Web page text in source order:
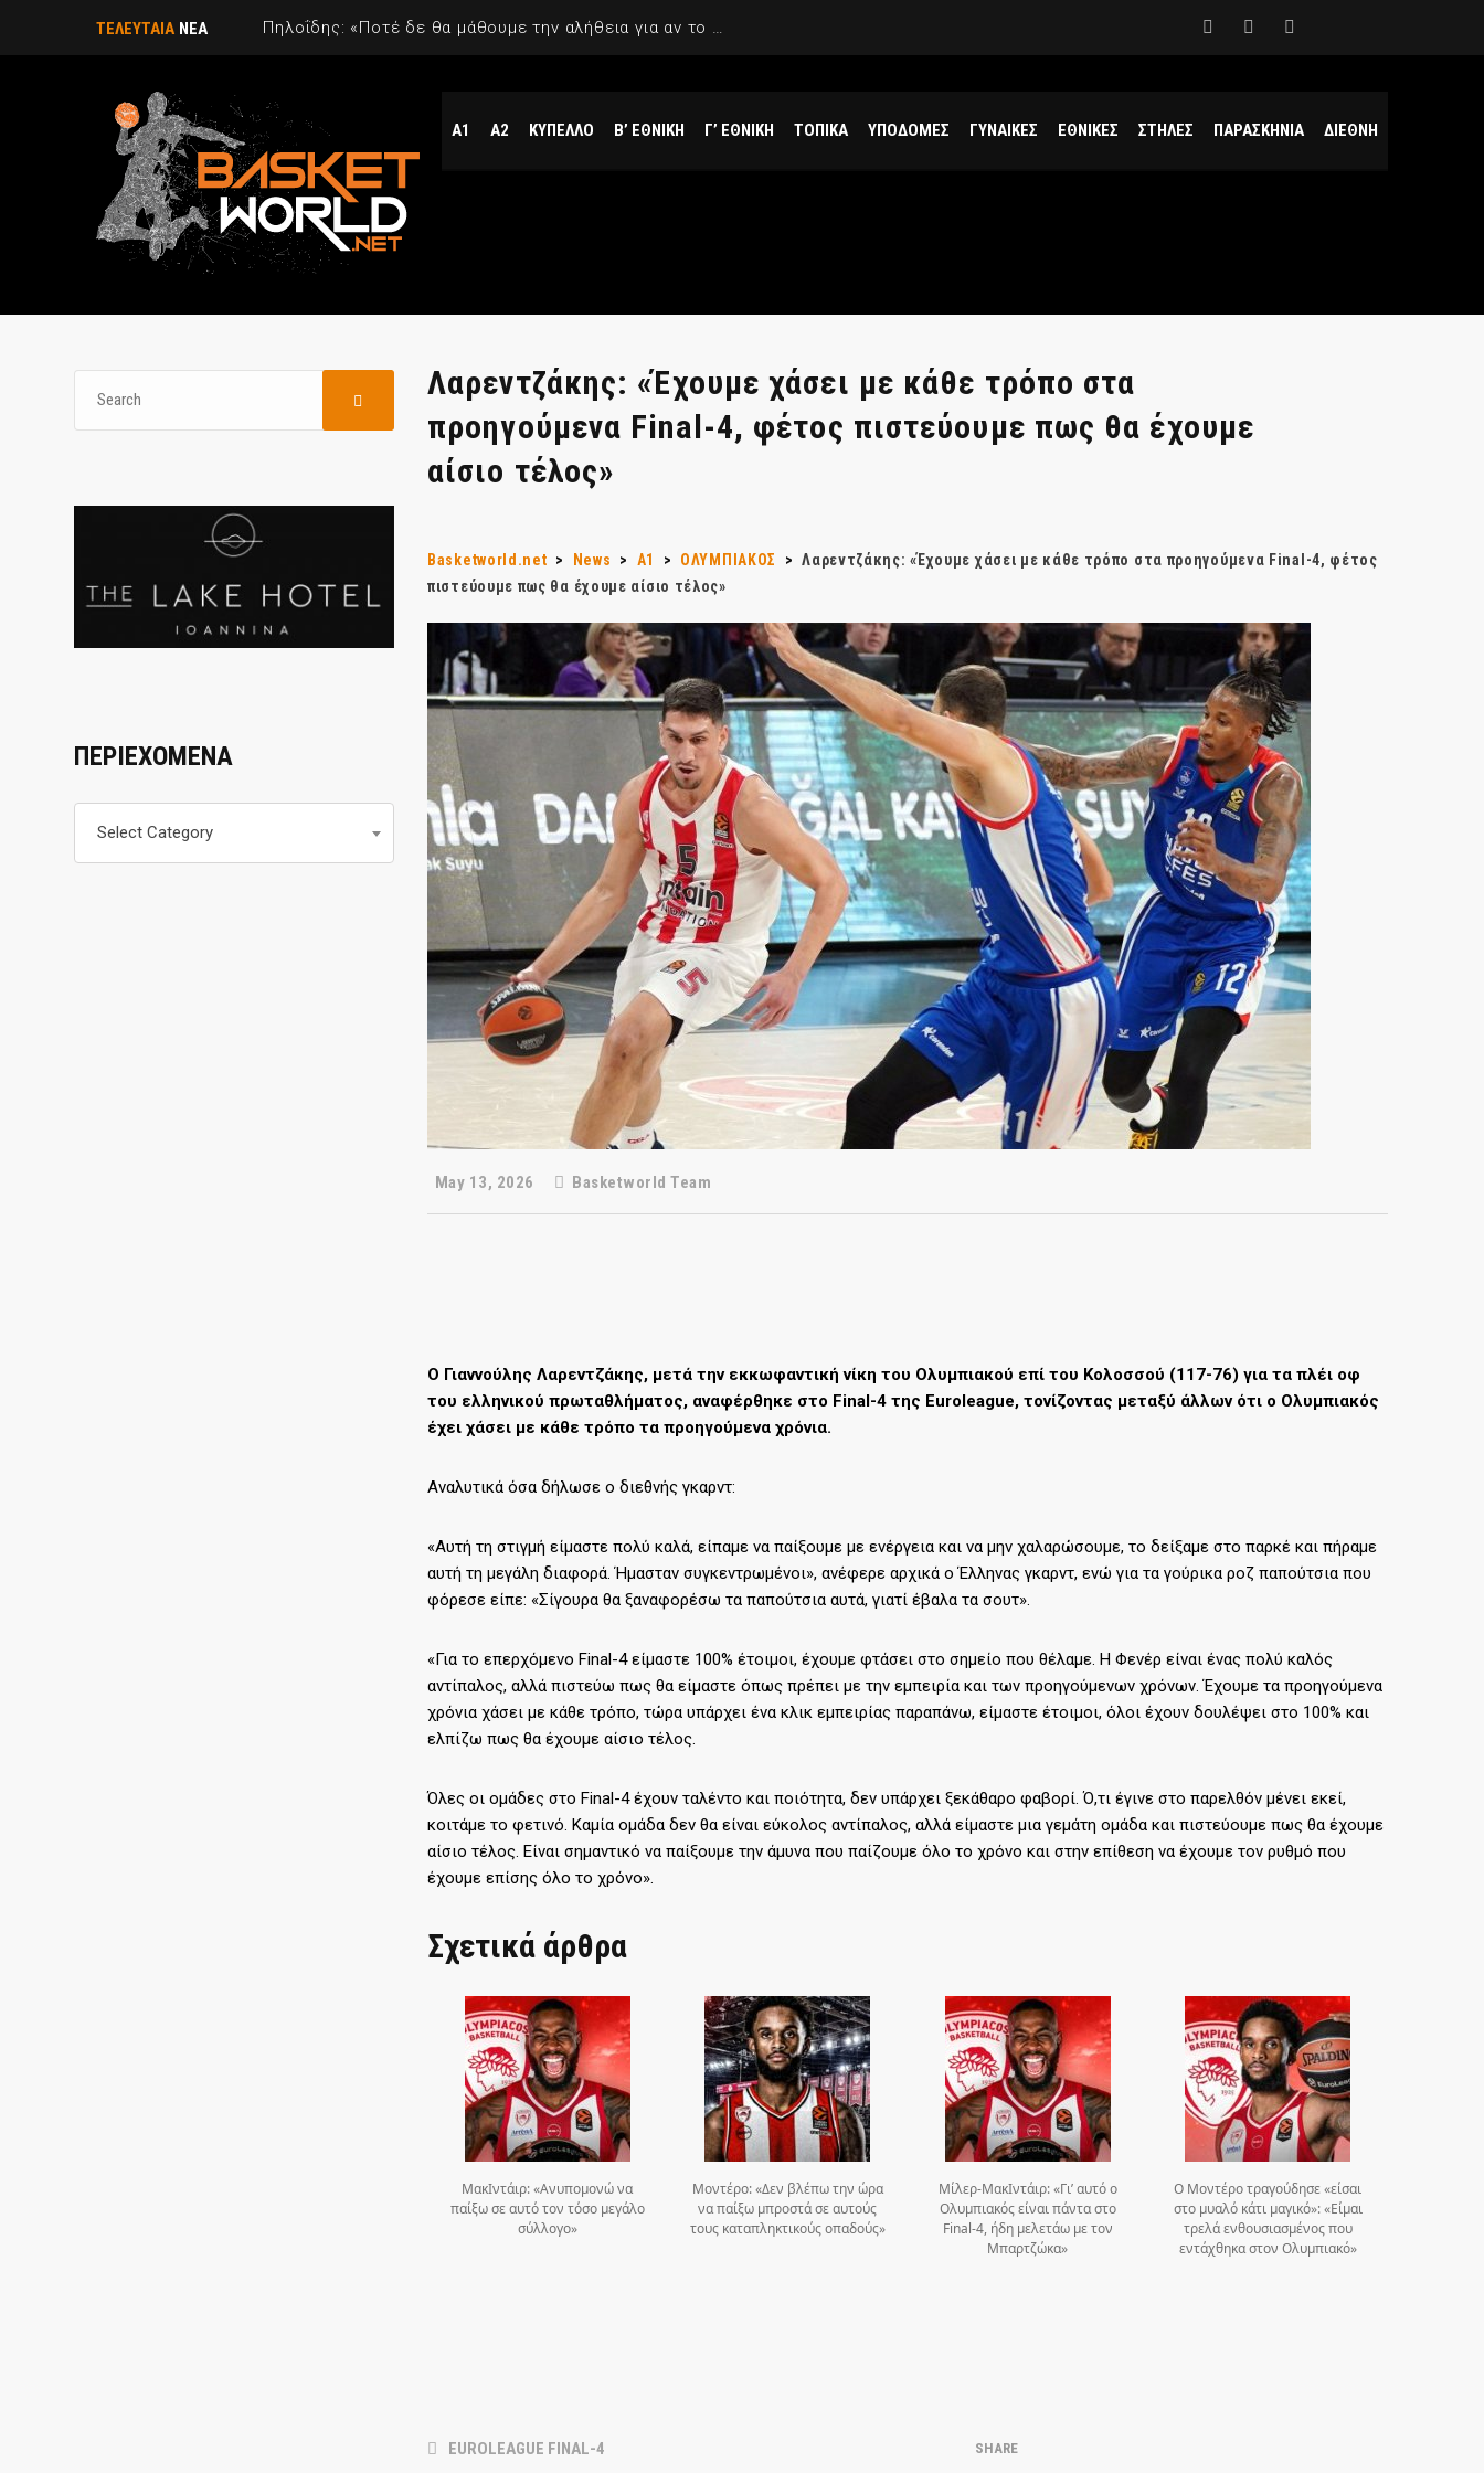
ΤΕΛΕΥΤΑΙΑ ΝΕΑ Πηλοΐδης: «Ποτέ δε θα μάθουμε την αλήθεια για αν το non call ήταν σωστή απόφαση»
Α1 Α2 ΚΥΠΕΛΛΟ Β’ ΕΘΝΙΚΗ Γ’ ΕΘΝΙΚΗ ΤΟΠΙΚΑ ΥΠΟΔΟΜΕΣ ΓΥΝΑΙΚΕΣ ΕΘΝΙΚΕΣ ΣΤΗΛΕΣ ΠΑΡΑΣΚΗΝΙΑ ΔΙΕΘΝΗ
Λαρεντζάκης: «Έχουμε χάσει με κάθε τρόπο στα
προηγούμενα Final-4, φέτος πιστεύουμε πως θα έχουμε
αίσιο τέλος»
Basketworld.net > News > Α1 > ΟΛΥΜΠΙΑΚΟΣ > Λαρεντζάκης: «Έχουμε χάσει με κάθε τρόπο στα προηγούμενα Final-4, φέτος
πιστεύουμε πως θα έχουμε αίσιο τέλος»
May 13, 2026 Basketworld Team
Ο Γιαννούλης Λαρεντζάκης, μετά την εκκωφαντική νίκη του Ολυμπιακού επί του Κολοσσού (117-76) για τα πλέι οφ
του ελληνικού πρωταθλήματος, αναφέρθηκε στο Final-4 της Euroleague, τονίζοντας μεταξύ άλλων ότι ο Ολυμπιακός
έχει χάσει με κάθε τρόπο τα προηγούμενα χρόνια.
Αναλυτικά όσα δήλωσε ο διεθνής γκαρντ:
«Αυτή τη στιγμή είμαστε πολύ καλά, είπαμε να παίξουμε με ενέργεια και να μην χαλαρώσουμε, το δείξαμε στο παρκέ και πήραμε
αυτή τη μεγάλη διαφορά. Ήμασταν συγκεντρωμένοι», ανέφερε αρχικά ο Έλληνας γκαρντ, ενώ για τα γούρικα ροζ παπούτσια που
φόρεσε είπε: «Σίγουρα θα ξαναφορέσω τα παπούτσια αυτά, γιατί έβαλα τα σουτ».
«Για το επερχόμενο Final-4 είμαστε 100% έτοιμοι, έχουμε φτάσει στο σημείο που θέλαμε. Η Φενέρ είναι ένας πολύ καλός
αντίπαλος, αλλά πιστεύω πως θα είμαστε όπως πρέπει με την εμπειρία και των προηγούμενων χρόνων. Έχουμε τα προηγούμενα
χρόνια χάσει με κάθε τρόπο, τώρα υπάρχει ένα κλικ εμπειρίας παραπάνω, είμαστε έτοιμοι, όλοι έχουν δουλέψει στο 100% και
ελπίζω πως θα έχουμε αίσιο τέλος.
Όλες οι ομάδες στο Final-4 έχουν ταλέντο και ποιότητα, δεν υπάρχει ξεκάθαρο φαβορί. Ό,τι έγινε στο παρελθόν μένει εκεί,
κοιτάμε το φετινό. Καμία ομάδα δεν θα είναι εύκολος αντίπαλος, αλλά είμαστε μια γεμάτη ομάδα και πιστεύουμε πως θα έχουμε
αίσιο τέλος. Είναι σημαντικό να παίξουμε την άμυνα που παίζουμε όλο το χρόνο και στην επίθεση να έχουμε τον ρυθμό που
έχουμε επίσης όλο το χρόνο».
Σχετικά άρθρα
ΜακΙντάιρ: «Ανυπομονώ να
παίξω σε αυτό τον τόσο μεγάλο
σύλλογο»
Μοντέρο: «Δεν βλέπω την ώρα
να παίξω μπροστά σε αυτούς
τους καταπληκτικούς οπαδούς»
Μίλερ-ΜακΙντάιρ: «Γι’ αυτό ο
Ολυμπιακός είναι πάντα στο
Final-4, ήδη μελετάω με τον
Μπαρτζώκα»
Ο Μοντέρο τραγούδησε «είσαι
στο μυαλό κάτι μαγικό»: «Είμαι
τρελά ενθουσιασμένος που
εντάχθηκα στον Ολυμπιακό»
EUROLEAGUE FINAL-4 SHARE
ΠΕΡΙΕΧΟΜΕΝΑ
Select Category